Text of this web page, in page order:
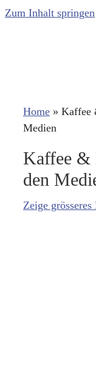
Zum Inhalt springen
Home » Kaffee
Medien
Kaffee &
den
Zeige